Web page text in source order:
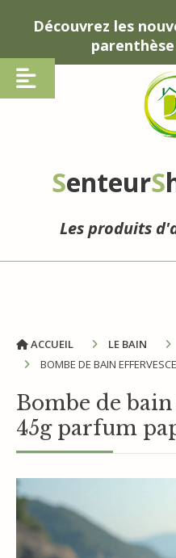
Découvrez les
SenteurS
Les produits
ACCUEIL LE BAIN
BOMBE DE BAIN
Bombe de
45g parfum